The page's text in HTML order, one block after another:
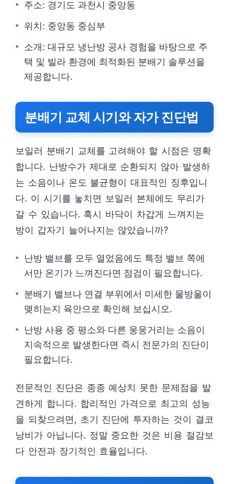
주소: 경기도 과천시 중앙동
위치: 중앙동 중심부
소개: 대규모 냉난방 공사 경험을 바탕으로 주
택 및 빌라 환경에 최적화된 분배기 솔루션을
제공합니다.
분배기 교체 시기와 자가 진단법
보일러 분배기 교체를 고려해야 할 시점은 명확
합니다. 난방수가 제대로 순환되지 않아 발생하
는 소음이나 온도 불균형이 대표적인 징후입니
다. 이 시기를 놓치면 보일러 본체에도 무리가
갈 수 있습니다. 혹시 바닥이 차갑게 느껴지는
방이 갑자기 늘어나지는 않았습니까?
난방 밸브를 모두 열었음에도 특정 밸브 쪽에
서만 온기가 느껴진다면 점검이 필요합니다.
분배기 밸브나 연결 부위에서 미세한 물방울이
맺히는지 육안으로 확인해 보십시오.
난방 사용 중 평소와 다른 웅웅거리는 소음이
지속적으로 발생한다면 즉시 전문가의 진단이
필요합니다.
전문적인 진단은 종종 예상치 못한 문제점을 발
견하게 합니다. 합리적인 가격으로 최고의 성능
을 되찾으려면, 초기 진단에 투자하는 것이 결코
낭비가 아닙니다. 정말 중요한 것은 비용 절감보
다 안전과 장기적인 효율입니다.